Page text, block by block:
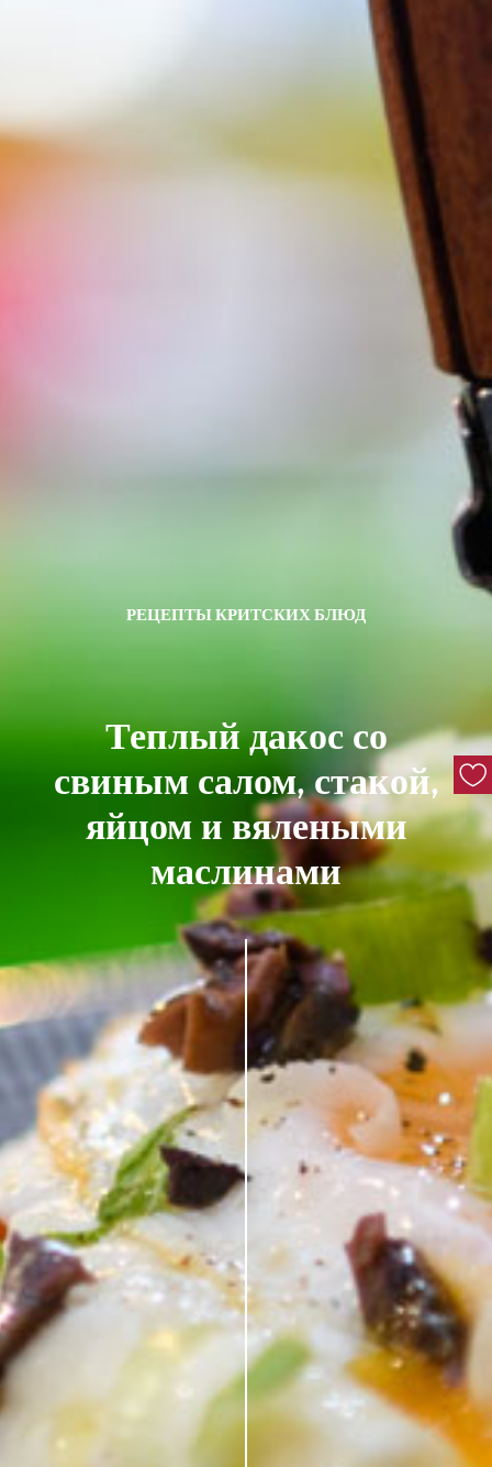
РЕЦЕПТЫ КРИТСКИХ БЛЮД
Теплый дакос со
свиным салом, стакой,
яйцом и вялеными
маслинами